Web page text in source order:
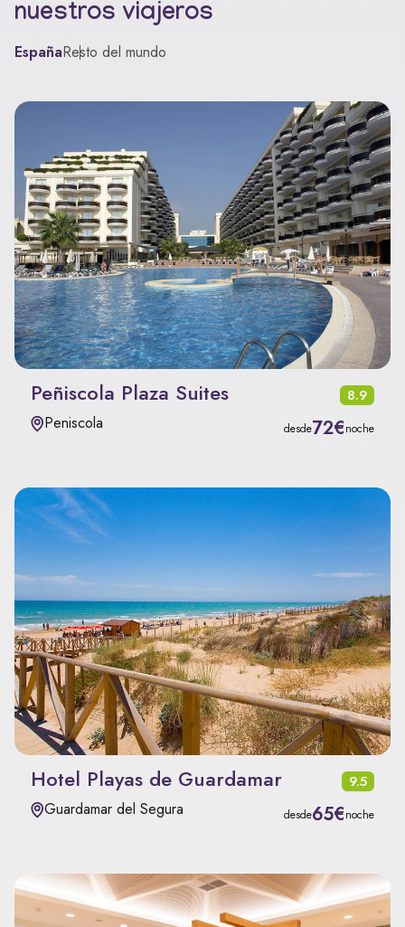
nuestros viajeros
EspañaResto del mundo
Peñiscola Plaza Suites 8.9
Peniscola desde72€noche
Hotel Playas de Guardamar 9.5
Guardamar del Segura desde65€noche